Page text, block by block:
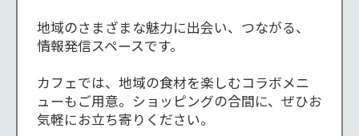
地域のさまざまな魅力に出会い、つながる、
情報発信スペースです。
カフェでは、地域の食材を楽しむコラボメニ
ューもご用意。ショッピングの合間に、ぜひお
気軽にお立ち寄りください。